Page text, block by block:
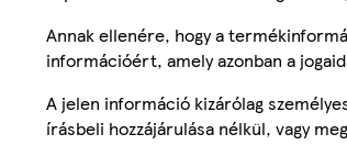
Annak ellenére, hogy a
információért, amely azonban a
A jelen információ kizárólag
írásbeli hozzájárulása nélkül, vagy